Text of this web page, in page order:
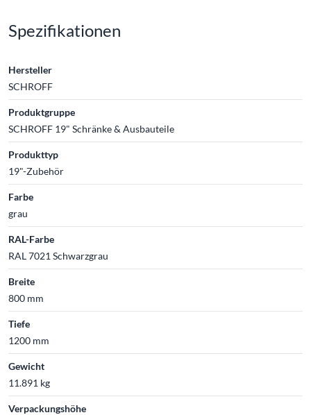
Spezifikationen
Hersteller
SCHROFF
Produktgruppe
SCHROFF 19" Schränke & Ausbauteile
Produkttyp
19"-Zubehör
Farbe
grau
RAL-Farbe
RAL 7021 Schwarzgrau
Breite
800 mm
Tiefe
1200 mm
Gewicht
11.891 kg
Verpackungshöhe